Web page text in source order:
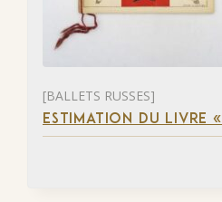
[BALLETS RUSSES]
ESTIMATION DU LIVRE